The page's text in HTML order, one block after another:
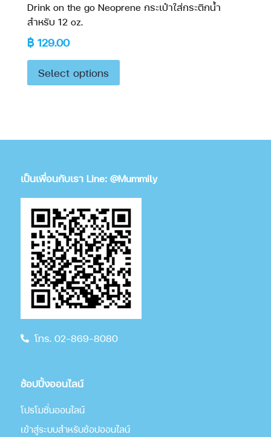
Drink on the go Neoprene กระเป๋าใส่กระติกน้ำ
สำหรับ 12 oz.
฿ 129.00
Select options
เป็นเพื่อนกับเรา Line: @Mummily
โทร. 02-869-8080
ช้อปปิ้งออนไลน์
โปรโมชั่นออนไลน์
เข้าสู่ระบบสำหรับช้อปออนไลน์